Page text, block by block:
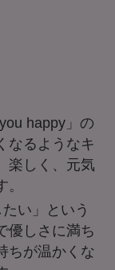
happy」の
なるようなキ
楽しく、元気
い」という
優しさに満ち
ちが温かくな